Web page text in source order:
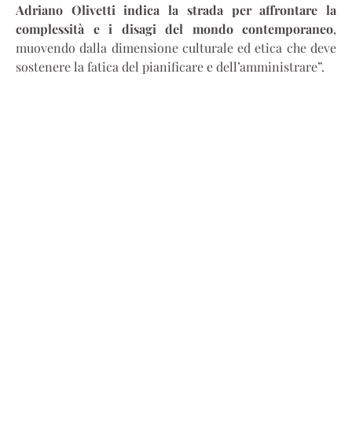
Adriano Olivetti indica la strada per affrontare la
complessità e i disagi del mondo contemporaneo,
muovendo dalla dimensione culturale ed etica che deve
sostenere la fatica del pianificare e dell’amministrare”.